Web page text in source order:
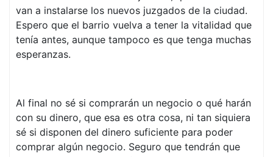
van a instalarse los nuevos juzgados de la ciudad.
Espero que el barrio vuelva a tener la vitalidad que
tenía antes, aunque tampoco es que tenga muchas
esperanzas.
Al final no sé si comprarán un negocio o qué harán
con su dinero, que esa es otra cosa, ni tan siquiera
sé si disponen del dinero suficiente para poder
comprar algún negocio. Seguro que tendrán que